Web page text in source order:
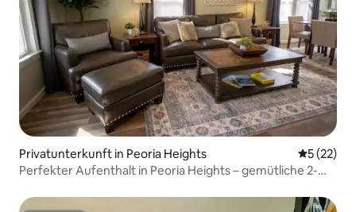
Privatunterkunft in Peoria Heights
5 (22)
Perfekter Aufenthalt in Peoria Heights – gemütliche 2-